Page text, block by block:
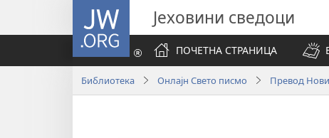
JW.ORG Јеховини сведоци
ПОЧЕТНА СТРАНИЦА
Библиотека Онлајн Свето писмо Превод